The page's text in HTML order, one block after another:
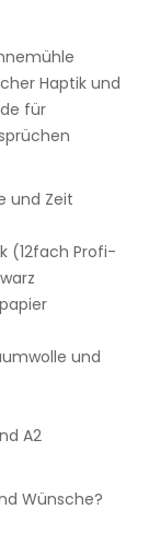
Haptik und
für
und Zeit
(12fach Profi-
und
A2
Wünsche?